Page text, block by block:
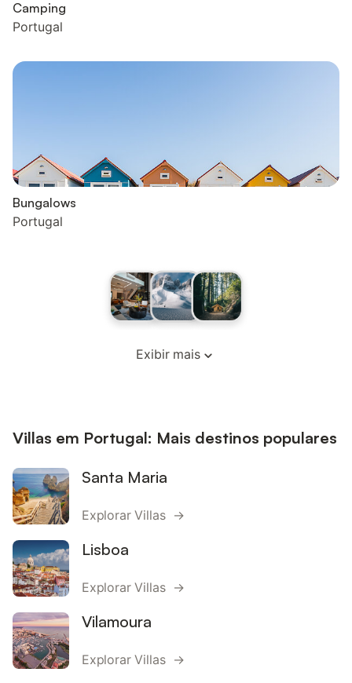
Camping
Portugal
Bungalows
Portugal
Exibir mais
Villas em Portugal: Mais destinos populares
Santa Maria
Explorar Villas →
Lisboa
Explorar Villas →
Vilamoura
Explorar Villas →